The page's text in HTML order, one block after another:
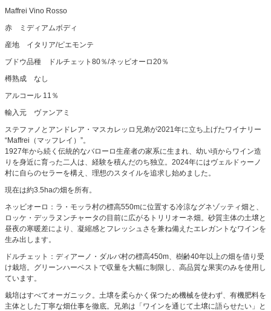
Maffrei Vino Rosso
赤 ミディアムボディ
産地 イタリア/ピエモンテ
ブドウ品種 ドルチェット80％/ネッビオーロ20％
樽熟成 なし
アルコール 11％
輸入元 ヴァンアミ
ステファノとアンドレア・マスカレッロ兄弟が2021年に立ち上げたワイナリー
“Maffrei（マッフレイ）”。
1927年から続く伝統的なバローロ生産者の家系に生まれ、幼い頃からワイン造
りを身近に育った二人は、経験を積んだのち独立。2024年にはヴェルドゥーノ
村に自らのセラーを構え、理想のスタイルを追求し始めました。
現在は約3.5haの畑を所有。
ネッビオーロ：ラ・モッラ村の標高550mに位置する冷涼なグネゾッティ畑と、
ロッケ・デッラヌンチャータの目前に広がるトリリオーネ畑。砂質主体の土壌と
昼夜の寒暖差により、凝縮感とフレッシュさを兼ね備えたエレガントなワインを
生み出します。
ドルチェット：ディアーノ・ダルバ村の標高450m、樹齢40年以上の畑を借り受
け栽培。グリーンハーベストで収量を大幅に制限し、高品質な果実のみを使用し
ています。
栽培はすべてオーガニック。土壌を柔らかく保つため機械を使わず、有機肥料を
主体とした丁寧な畑仕事を徹底。兄弟は「ワインを通じて土壌に語らせたい」と